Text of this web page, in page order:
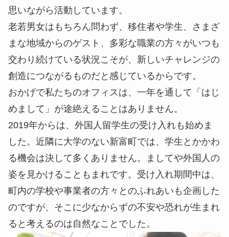
思いながら活動しています。
老若男女はもちろん問わず、移住者や学生、さまざ
まな地域からのゲスト、多彩な職業の方々がいつも
交わり続けている状況こそが、新しいチャレンジの
創造につながるものだと感じているからです。
おかげで私たちのオフィスは、一年を通して「はじ
めまして」が途絶えることはありません。
2019年からは、外国人留学生の受け入れも始めま
した。近隣に大学のない新富町では、学生とかかわ
る機会は決して多くありません。ましてや外国人の
姿を見かけることもまれです。受け入れ期間中は、
町内の学校や事業者の方々とのふれあいも企画した
のですが、そこに少なからずの不安や恐れが生まれ
ると考えるのは自然なことでした。